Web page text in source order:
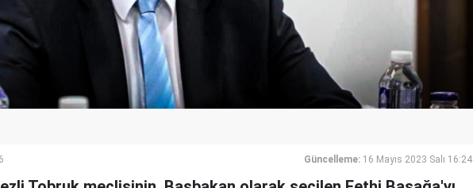
Güncelleme: 16 Mayıs 2023 Salı 16:24